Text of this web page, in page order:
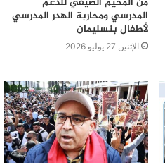
المدرسي ومحاربة الهدر المدرسي
لأطفال بنسليمان
الإثنين 27 يوليو 2026